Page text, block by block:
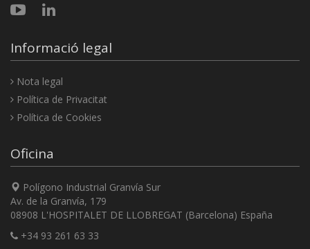
Informació legal
Nota legal
Política de Privacitat
Política de Cookies
Oficina
Polígono Industrial Granvía Sur
Av. de la Granvía, 179
08908 L'HOSPITALET DE LLOBREGAT (Barcelona) España
+34 93 261 63 33